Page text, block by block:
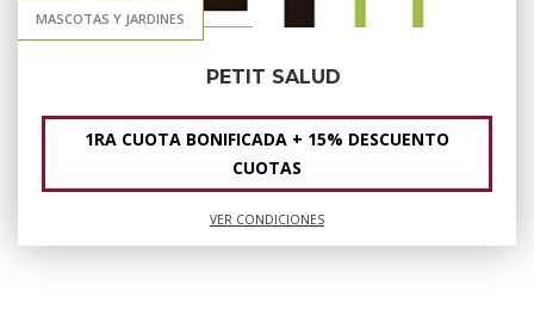
MASCOTAS Y JARDINES
PETIT SALUD
1RA CUOTA BONIFICADA + 15% DESCUENTO
CUOTAS
VER CONDICIONES